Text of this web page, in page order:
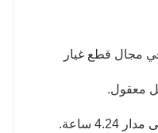
في مجال قطع غيار
ساعة.